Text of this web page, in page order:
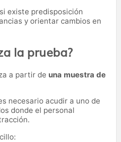
existe predisposición
y orientar cambios en
la prueba?
a partir de una muestra de
necesario acudir a uno de
donde el personal